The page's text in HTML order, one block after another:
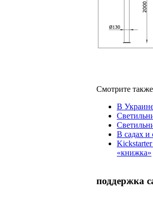
Смотрите
В
В садах и
«книжка»
поддержка